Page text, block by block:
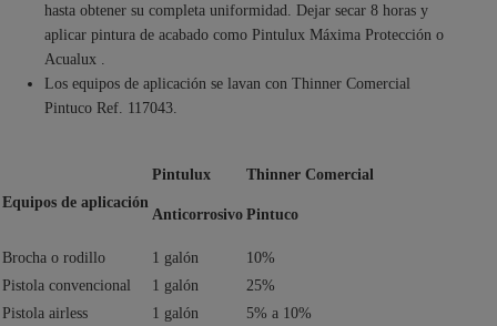
hasta obtener su completa uniformidad. Dejar secar 8 horas y
aplicar pintura de acabado como Pintulux Máxima Protección o
Acualux .
Los equipos de aplicación se lavan con Thinner Comercial
Pintuco Ref. 117043.
Equipos de aplicación
Pintulux
Anticorrosivo
Thinner Comercial
Pintuco
Brocha o rodillo 1 galón
10%
Pistola convencional
1 galón
25%
Pistola airless
1 galón 5% a 10%